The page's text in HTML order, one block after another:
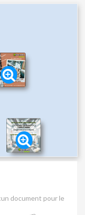
document pour le